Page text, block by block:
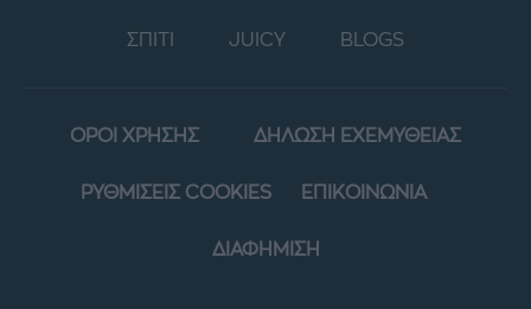
ΣΠΙΤΙ JUICY BLOGS
ΟΡΟΙ ΧΡΗΣΗΣ ΔΗΛΩΣΗ ΕΧΕΜΥΘΕΙΑΣ
ΡΥΘΜΙΣΕΙΣ COOKIES ΕΠΙΚΟΙΝΩΝΙΑ
ΔΙΑΦΗΜΙΣΗ